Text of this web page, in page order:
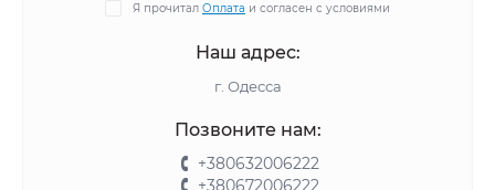
Я прочитал Оплата и согласен с условиями
Наш адрес:
г. Одесса
Позвоните нам:
+380632006222
+380672006222